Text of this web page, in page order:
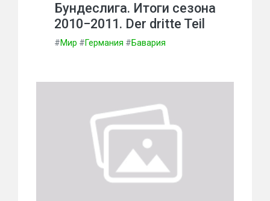
Бундеслига. Итоги сезона
2010−2011. Der dritte Teil
#Мир #Германия #Бавария